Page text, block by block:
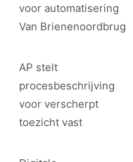
voor automatisering
Van Brienenoordbrug
AP stelt
procesbeschrijving
voor verscherpt
toezicht vast